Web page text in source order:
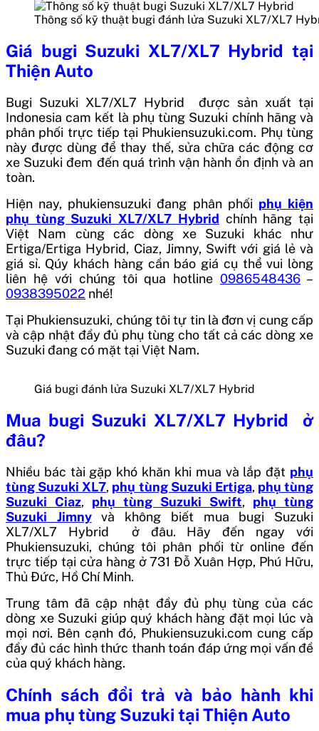
Thông số kỹ thuật bugi đánh lửa Suzuki XL7/XL7
Giá bugi Suzuki XL7/XL7 Hybrid tại
Thiện Auto
Bugi Suzuki XL7/XL7 Hybrid
được sản xuất tại
Indonesia cam kết là phụ tùng Suzuki chính hãng và
phân phối trực tiếp tại Phukiensuzuki.com. Phụ tùng
này được dùng để thay thế, sửa chữa các động cơ
xe Suzuki đem đến quá trình vận hành ổn định và an
toàn.
Hiện nay, phukiensuzuki đang phân phối phụ kiện
phụ tùng Suzuki XL7/XL7 Hybrid chính hãng tại
Việt Nam cùng các dòng xe Suzuki khác như
Ertiga/Ertiga Hybrid, Ciaz, Jimny, Swift với giá lẻ và
giá sỉ. Qúy khách hàng cần báo giá cụ thể vui lòng
liên hệ với chúng tôi qua hotline0986548436 –
0938395022 nhé!
Tại Phukiensuzuki, chúng tôi tự tin là đơn vị cung cấp
và cập nhật đầy đủ phụ tùng cho tất cả các dòng xe
Suzuki đang có mặt tại Việt Nam.
Giá bugi đánh lửa Suzuki XL7/XL7 Hybrid
Mua bugi Suzuki XL7/XL7 Hybrid
ở
đâu?
Nhiều bác tài gặp khó khăn khi mua và lắp đặt phụ
tùng Suzuki XL7, phụ tùng Suzuki Ertiga, phụ tùng
Suzuki Ciaz, phụ tùng Suzuki Swift, phụ tùng
Suzuki Jimnyvà không biết mua bugi Suzuki
XL7/XL7 Hybrid
ở đâu. Hãy đến ngay với
Phukiensuzuki, chúng tôi phân phối từ online đến
trực tiếp tại cửa hàng ở 731 Đỗ Xuân Hợp, Phú Hữu,
Thủ Đức, Hồ Chí Minh.
Trung tâm đã cập nhật đầy đủ phụ tùng của các
dòng xe Suzuki giúp quý khách hàng đặt mọi lúc và
mọi nơi. Bên cạnh đó, Phukiensuzuki.com cung cấp
đầy đủ các hình thức thanh toán đáp ứng mọi vấn đề
của quý khách hàng.
Chính sách đổi trả và bảo hành khi
mua phụ tùng Suzuki tại Thiện Auto